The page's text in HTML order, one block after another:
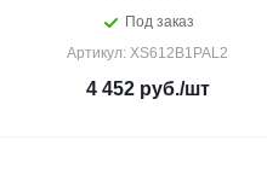
Под заказ
Артикул: XS612B1PAL2
4 452руб./шт